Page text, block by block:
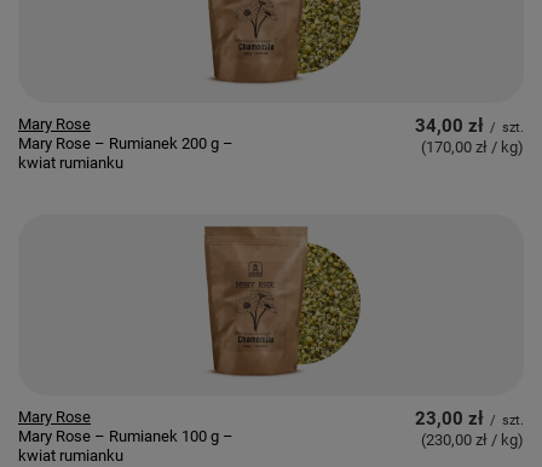
Mary Rose
Mary Rose – Rumianek 200 g –
kwiat rumianku
34,00 zł / szt.
(170,00 zł / kg)
Mary Rose
Mary Rose – Rumianek 100 g –
kwiat rumianku
23,00 zł / szt.
(230,00 zł / kg)